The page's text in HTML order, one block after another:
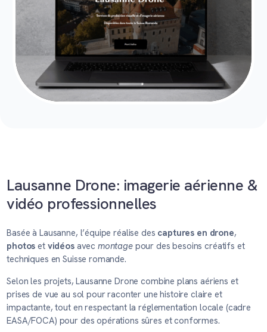
Lausanne Drone: imagerie aérienne &
vidéo professionnelles
Basée à Lausanne, l’équipe réalise des captures en drone,
photos et vidéosavec montagepour des besoins créatifs et
techniques en Suisse romande.
Selon les projets, Lausanne Drone combine plans aériens et
prises de vue au sol pour raconter une histoire claire et
impactante, tout en respectant la réglementation locale (cadre
EASA/FOCA) pour des opérations sûres et conformes.